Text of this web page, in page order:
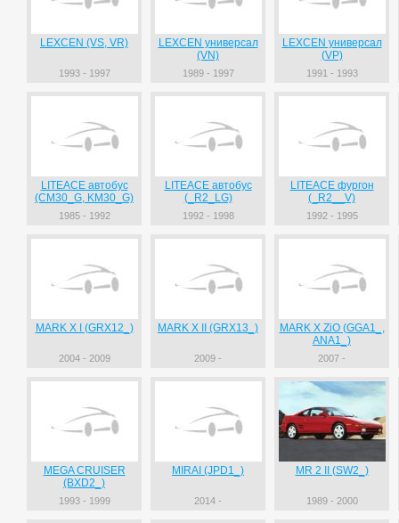
LEXCEN (VS, VR)
1993 - 1997
LEXCEN универсал
(VN)
1989 - 1997
LEXCEN универсал
(VP)
1991 - 1993
LITEACE автобус
(CM30_G, KM30_G)
1985 - 1992
LITEACE автобус
(_R2_LG)
1992 - 1998
LITEACE фургон
(_R2__V)
1992 - 1995
MARK X I (GRX12_)
2004 - 2009
MARK X II (GRX13_)
2009 -
MARK X ZiO (GGA1_,
ANA1_)
2007 -
MEGA CRUISER
(BXD2_)
1993 - 1999
MIRAI (JPD1_)
2014 -
MR 2 II (SW2_)
1989 - 2000